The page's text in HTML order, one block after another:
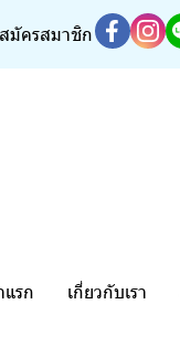
สมัครสมาชิก
รก เกี่ยวกับเรา